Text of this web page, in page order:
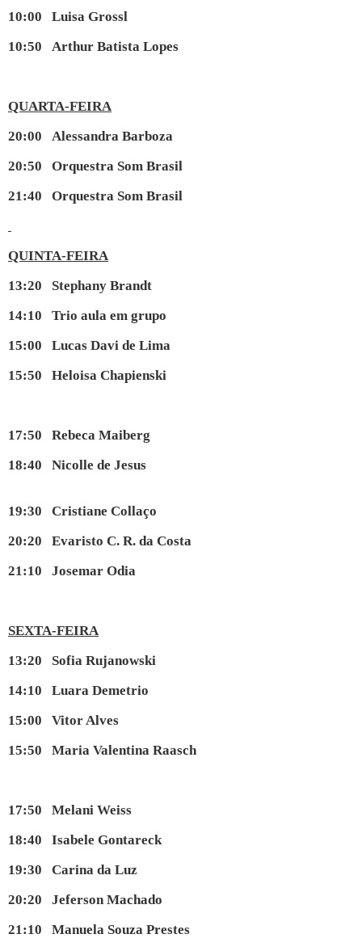
10:00 Luisa Grossl
10:50 Arthur Batista Lopes
QUARTA-FEIRA
20:00 Alessandra Barboza
20:50 Orquestra Som Brasil
21:40 Orquestra Som Brasil
QUINTA-FEIRA
13:20 Stephany Brandt
14:10 Trio aula em grupo
15:00 Lucas Davi de Lima
15:50 Heloisa Chapienski
17:50 Rebeca Maiberg
18:40 Nicolle de Jesus
19:30 Cristiane Collaço
20:20 Evaristo C. R. da Costa
21:10 Josemar Odia
SEXTA-FEIRA
13:20 Sofia Rujanowski
14:10 Luara Demetrio
15:00 Vitor Alves
15:50 Maria Valentina Raasch
17:50 Melani Weiss
18:40 Isabele Gontareck
19:30 Carina da Luz
20:20 Jeferson Machado
21:10 Manuela Souza Prestes